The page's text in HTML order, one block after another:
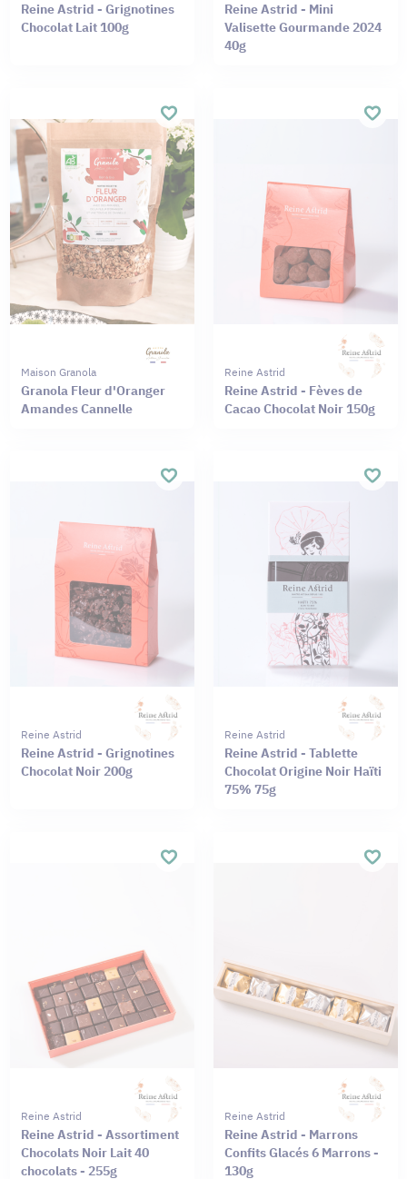
Reine Astrid - Grignotines
Chocolat Lait 100g
Reine Astrid - Mini
Valisette Gourmande 2024
40g
Maison Granola
Granola Fleur d'Oranger
Amandes Cannelle
Reine Astrid
Reine Astrid - Fèves de
Cacao Chocolat Noir 150g
Reine Astrid
Reine Astrid - Grignotines
Chocolat Noir 200g
Reine Astrid
Reine Astrid - Tablette
Chocolat Origine Noir Haïti
75% 75g
Reine Astrid
Reine Astrid - Assortiment
Chocolats Noir Lait 40
chocolats - 255g
Reine Astrid
Reine Astrid - Marrons
Confits Glacés 6 Marrons -
130g